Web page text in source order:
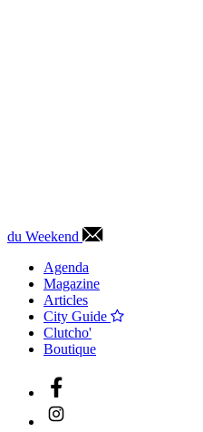
du Weekend
Agenda
Magazine
Articles
City Guide
Clutcho'
Boutique